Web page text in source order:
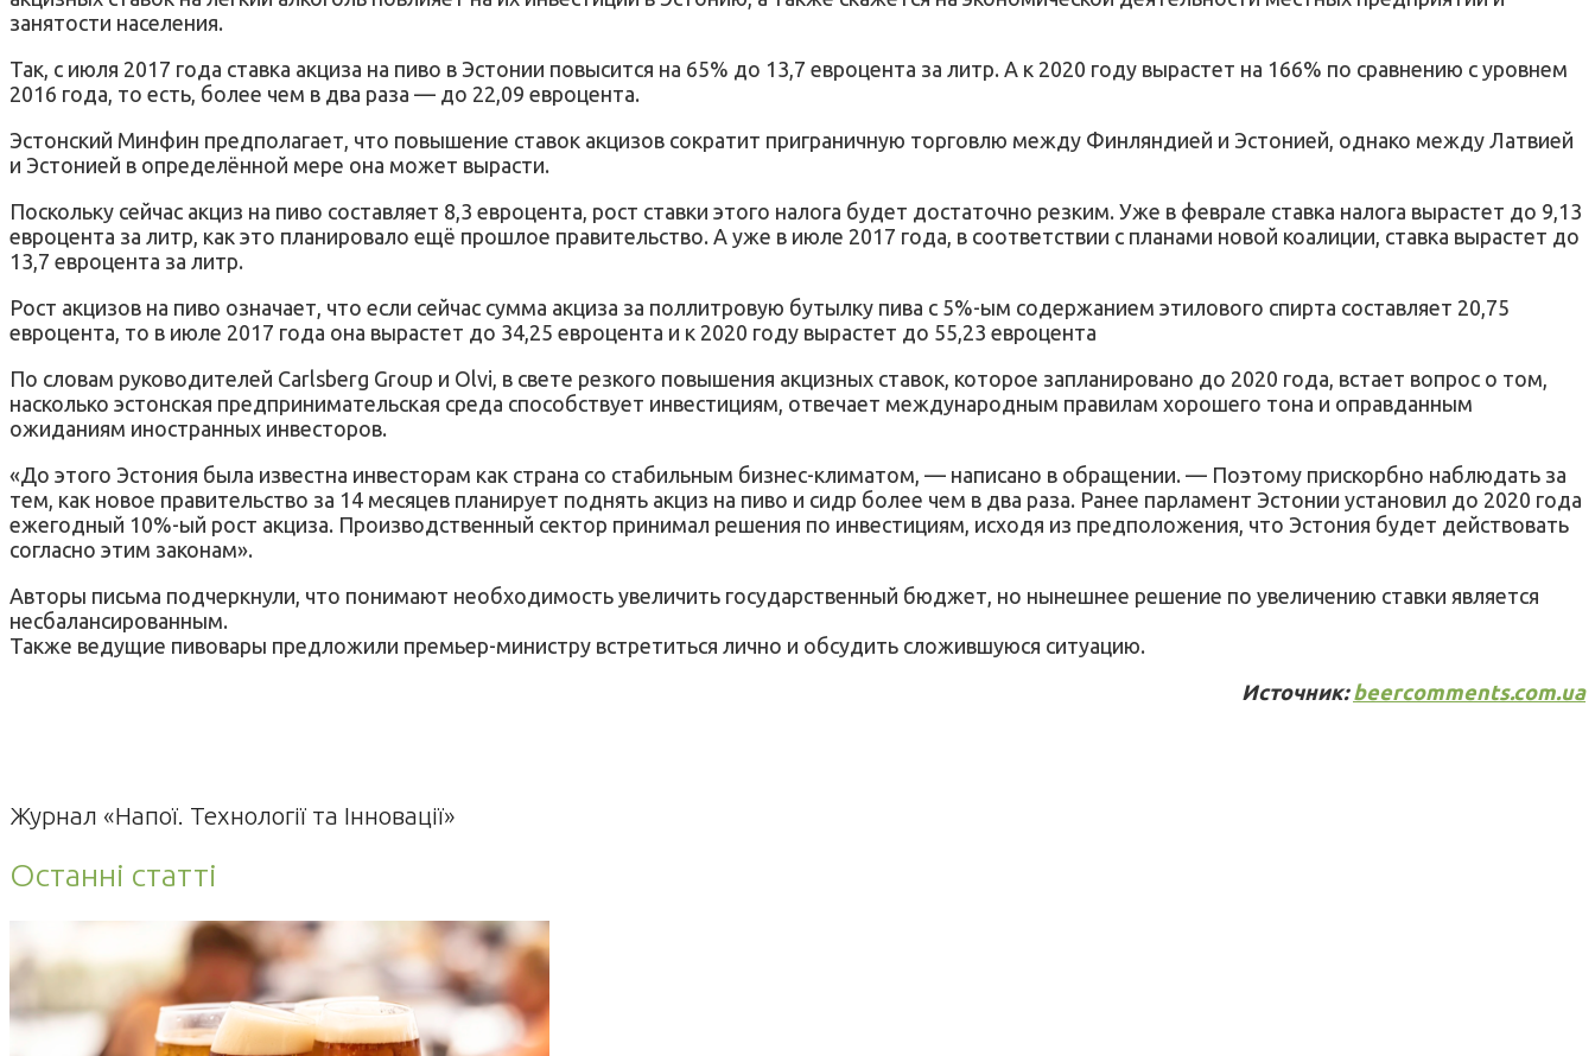
занятости населения.
Так, с июля 2017 года ставка акциза на пиво в Эстонии повысится на 65% до 13,7 евроцента за литр. А к 2020 году вырастет на 166% по сравнению с уровнем
2016 года, то есть, более чем в два раза — до 22,09 евроцента.
Эстонский Минфин предполагает, что повышение ставок акцизов сократит приграничную торговлю между Финляндией и Эстонией, однако между Латвией
и Эстонией в определённой мере она может вырасти.
Поскольку сейчас акциз на пиво составляет 8,3 евроцента, рост ставки этого налога будет достаточно резким. Уже в феврале ставка налога вырастет до 9,13
евроцента за литр, как это планировало ещё прошлое правительство. А уже в июле 2017 года, в соответствии с планами новой коалиции, ставка вырастет до
13,7 евроцента за литр.
Рост акцизов на пиво означает, что если сейчас сумма акциза за поллитровую бутылку пива с 5%-ым содержанием этилового спирта составляет 20,75
евроцента, то в июле 2017 года она вырастет до 34,25 евроцента и к 2020 году вырастет до 55,23 евроцента
По словам руководителей Carlsberg Group и Olvi, в свете резкого повышения акцизных ставок, которое запланировано до 2020 года, встает вопрос о том,
насколько эстонская предпринимательская среда способствует инвестициям, отвечает международным правилам хорошего тона и оправданным
ожиданиям иностранных инвесторов.
«До этого Эстония была известна инвесторам как страна со стабильным бизнес-климатом, — написано в обращении. — Поэтому прискорбно наблюдать за
тем, как новое правительство за 14 месяцев планирует поднять акциз на пиво и сидр более чем в два раза. Ранее парламент Эстонии установил до 2020 года
ежегодный 10%-ый рост акциза. Производственный сектор принимал решения по инвестициям, исходя из предположения, что Эстония будет действовать
согласно этим законам».
Авторы письма подчеркнули, что понимают необходимость увеличить государственный бюджет, но нынешнее решение по увеличению ставки является
несбалансированным.
Также ведущие пивовары предложили премьер-министру встретиться лично и обсудить сложившуюся ситуацию.
Источник: beercomments.com.ua
Журнал «Напої. Технології та Інновації»
Останні статті